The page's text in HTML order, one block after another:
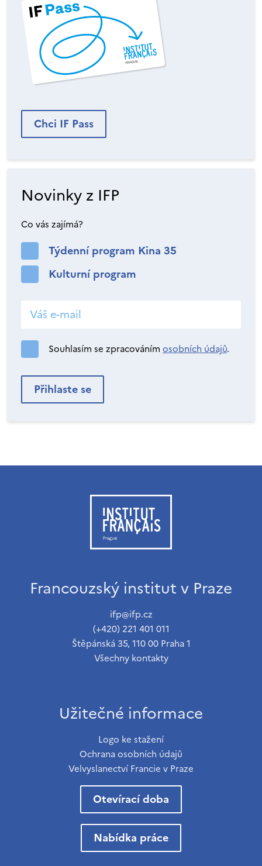
Chci IF Pass
Novinky z IFP
Co vás zajímá?
Týdenní program Kina 35
Kulturní program
Souhlasím se zpracováním osobních údajů.
Francouzský institut v Praze
ifp@ifp.cz
(+420) 221 401 011
Štěpánská 35, 110 00 Praha 1
Všechny kontakty
Užitečné informace
Logo ke stažení
Ochrana osobních údajů
Velvyslanectví Francie v Praze
Otevírací doba
Nabídka práce